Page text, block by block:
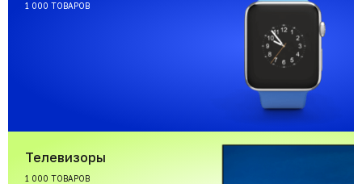
1 000 ТОВАРОВ
Телевизоры
1 000 ТОВАРОВ